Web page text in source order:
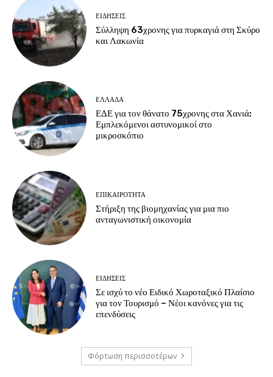
ΕΙΔΗΣΕΙΣ
Σύλληψη 63χρονης για πυρκαγιά στη Σκύρο
και Λακωνία
ΕΛΛΑΔΑ
ΕΔΕ για τον θάνατο 75χρονης στα Χανιά:
Εμπλεκόμενοι αστυνομικοί στο
μικροσκόπιο
ΕΠΙΚΑΙΡΟΤΗΤΑ
Στήριξη της βιομηχανίας για μια πιο
ανταγωνιστική οικονομία
ΕΙΔΗΣΕΙΣ
Σε ισχύ το νέο Ειδικό Χωροταξικό Πλαίσιο
για τον Τουρισμό – Νέοι κανόνες για τις
επενδύσεις
Φόρτωση περισσοτέρων